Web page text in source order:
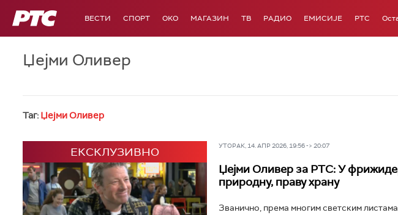
РТС ВЕСТИ СПОРТ OKO МАГАЗИН ТВ РАДИО ЕМИСИЈЕ РТС
Џејми Оливер
Таг: Џејми Оливер
ЕКСКЛУЗИВНО УТОРАК, 14. АПР 2026, 19:56 -> 20:07
Џејми Оливер за РТС: У
природну, праву храну
Званично, према многим светским